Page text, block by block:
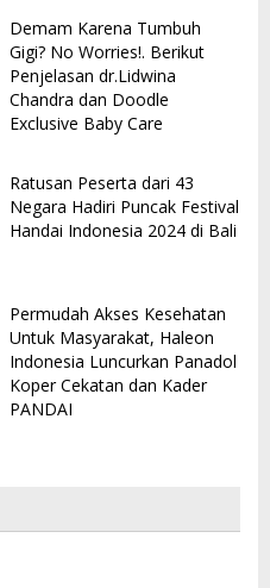
Demam Karena Tumbuh
Gigi? No Worries!. Berikut
Penjelasan dr.Lidwina
Chandra dan Doodle
Exclusive Baby Care
Ratusan Peserta dari 43
Negara Hadiri Puncak Festival
Handai Indonesia 2024 di Bali
Permudah Akses Kesehatan
Untuk Masyarakat, Haleon
Indonesia Luncurkan Panadol
Koper Cekatan dan Kader
PANDAI